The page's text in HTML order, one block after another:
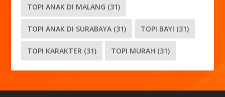
TOPI ANAK DI MALANG (31)
TOPI ANAK DI SURABAYA (31) TOPI BAYI (31)
TOPI KARAKTER (31) TOPI MURAH (31)